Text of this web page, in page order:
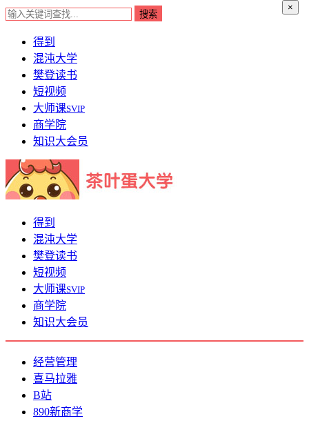
×
得到
混沌大学
樊登读书
短视频
大师课SVIP
商学院
知识大会员
得到
混沌大学
樊登读书
短视频
大师课SVIP
商学院
知识大会员
经营管理
喜马拉雅
B站
890新商学